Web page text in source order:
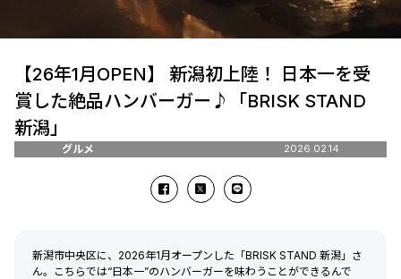
【26年1月OPEN】 新潟初上陸！ 日本一を受
賞した絶品ハンバーガー♪「BRISK STAND
新潟」
グルメ 2026.02.14
新潟市中央区に、2026年1月オープンした「BRISK STAND 新潟」さ
ん。こちらでは“日本一”のハンバーガーを味わうことができるんで